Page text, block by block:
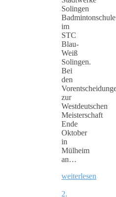
Solingen
Badmintonschule
im
STC
Blau-
Weiß
Solingen.
Bei
den
zur
Westdeutschen
Meisterschaft
Ende
Oktober
in
Mülheim
an…
weiterlesen
2.